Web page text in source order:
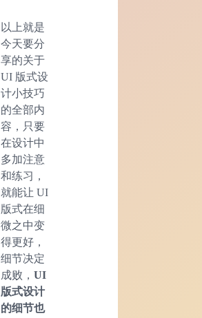
以上就是
今天要分
享的关于
UI 版式设
计小技巧
的全部内
容，只要
在设计中
多加注意
和练习，
就能让 UI
版式在细
微之中变
得更好，
细节决定
成败， UI
版式设计
的细节也